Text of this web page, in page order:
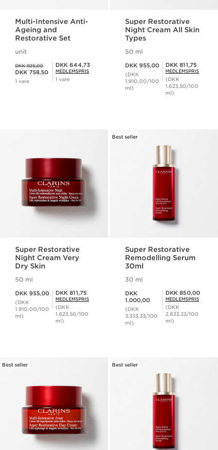
Multi-Intensive Anti-
Ageing and
Restorative Set
unit
DKK 925,00
Nuværende pris DKK 758,50
DKK 758,50
1 vare
Medlemspris DKK 644,73
DKK 644,73
MEDLEMSPRIS
1 vare
Super Restorative
Night Cream All Skin
Types
50 ml
DKK 955,00
(DKK
1.910,00/100
ml)
Medlemspris DKK 811,75
DKK 811,75
MEDLEMSPRIS
(DKK
1.623,50/100
ml)
Super Restorative
Night Cream Very
Dry Skin
50 ml
DKK 955,00
(DKK
1.910,00/100
ml)
Medlemspris DKK 811,75
DKK 811,75
MEDLEMSPRIS
(DKK
1.623,50/100
ml)
Best seller
Super Restorative
Remodelling Serum
30ml
30 ml
DKK
1.000,00
(DKK
3.333,33/100
ml)
Medlemspris DKK 850,00
DKK 850,00
MEDLEMSPRIS
(DKK
2.833,33/100
ml)
Best seller Best seller